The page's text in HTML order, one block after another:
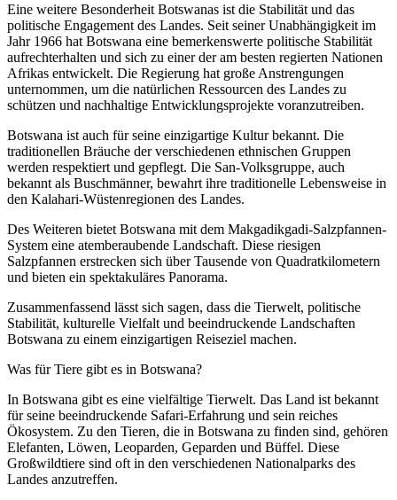
Eine weitere Besonderheit Botswanas ist die Stabilität und das
politische Engagement des Landes. Seit seiner Unabhängigkeit im
Jahr 1966 hat Botswana eine bemerkenswerte politische Stabilität
aufrechterhalten und sich zu einer der am besten regierten Nationen
Afrikas entwickelt. Die Regierung hat große Anstrengungen
unternommen, um die natürlichen Ressourcen des Landes zu
schützen und nachhaltige Entwicklungsprojekte voranzutreiben.
Botswana ist auch für seine einzigartige Kultur bekannt. Die
traditionellen Bräuche der verschiedenen ethnischen Gruppen
werden respektiert und gepflegt. Die San-Volksgruppe, auch
bekannt als Buschmänner, bewahrt ihre traditionelle Lebensweise in
den Kalahari-Wüstenregionen des Landes.
Des Weiteren bietet Botswana mit dem Makgadikgadi-Salzpfannen-
System eine atemberaubende Landschaft. Diese riesigen
Salzpfannen erstrecken sich über Tausende von Quadratkilometern
und bieten ein spektakuläres Panorama.
Zusammenfassend lässt sich sagen, dass die Tierwelt, politische
Stabilität, kulturelle Vielfalt und beeindruckende Landschaften
Botswana zu einem einzigartigen Reiseziel machen.
Was für Tiere gibt es in Botswana?
In Botswana gibt es eine vielfältige Tierwelt. Das Land ist bekannt
für seine beeindruckende Safari-Erfahrung und sein reiches
Ökosystem. Zu den Tieren, die in Botswana zu finden sind, gehören
Elefanten, Löwen, Leoparden, Geparden und Büffel. Diese
Großwildtiere sind oft in den verschiedenen Nationalparks des
Landes anzutreffen.